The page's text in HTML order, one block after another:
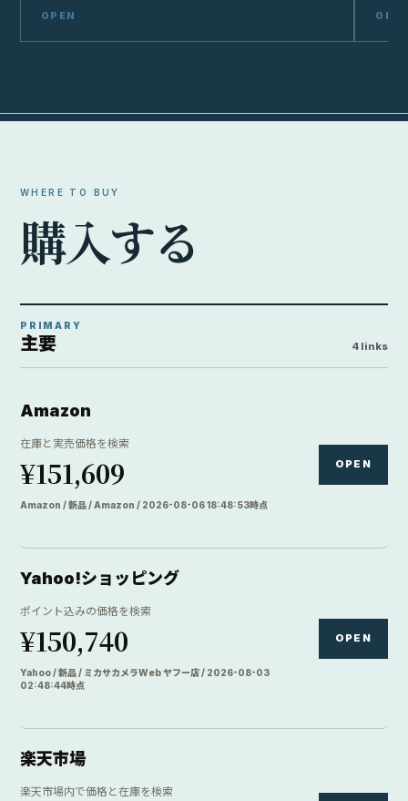
WHERE TO BUY
購入する
PRIMARY
主要 4 links
Amazon
在庫と実売価格を検索
¥151,609
Amazon / 新品 / Amazon / 2026-08-06 18:48:53時点
OPEN
Yahoo!ショッピング
ポイント込みの価格を検索
¥150,740
Yahoo / 新品 / ミカサカメラWeb ヤフー店 / 2026-08-03
02:48:44時点
OPEN
楽天市場
楽天市場内で価格と在庫を検索